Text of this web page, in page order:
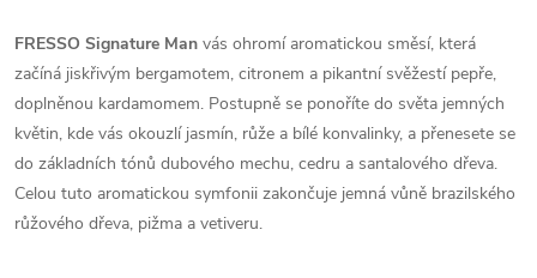
FRESSO Signature Man vás ohromí aromatickou směsí, která
začíná jiskřivým bergamotem, citronem a pikantní svěžestí pepře,
doplněnou kardamomem. Postupně se ponoříte do světa jemných
květin, kde vás okouzlí jasmín, růže a bílé konvalinky, a přenesete se
do základních tónů dubového mechu, cedru a santalového dřeva.
Celou tuto aromatickou symfonii zakončuje jemná vůně brazilského
růžového dřeva, pižma a vetiveru.